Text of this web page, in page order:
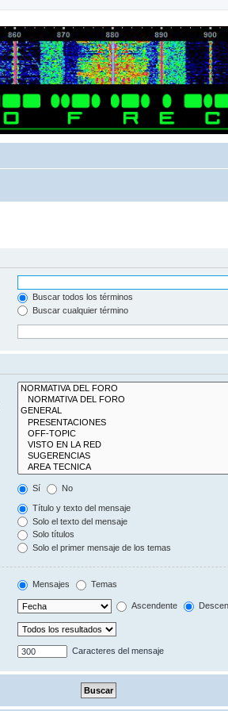
Buscar todos los términos
Buscar cualquier término
Sí No
Título y texto del mensaje
Solo el texto del mensaje
Solo títulos
Solo el primer mensaje de los temas
Mensajes Temas
Ascendente
Caracteres del mensaje